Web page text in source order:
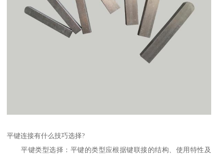
平键连接有什么技巧选择?
平键类型选择：平键的类型应根据键联接的结构、使用特性及